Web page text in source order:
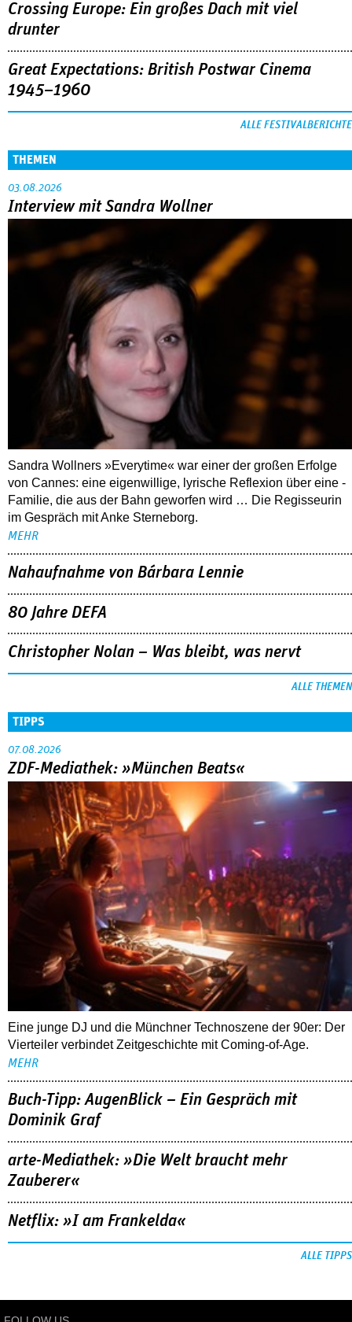
Crossing Europe: Ein großes Dach mit viel
drunter
Great Expectations: British Postwar Cinema
1945–1960
ALLE FESTIVALBERICHTE
THEMEN
03.08.2026
Interview mit Sandra Wollner
Sandra Wollners »Everytime« war einer der großen Erfolge
von Cannes: eine eigenwillige, lyrische Reflexion über eine ­
Familie, die aus der Bahn geworfen wird … Die Regisseurin
im Gespräch mit Anke Sterneborg.
MEHR
Nahaufnahme von Bárbara Lennie
80 Jahre DEFA
Christopher Nolan – Was bleibt, was nervt
ALLE THEMEN
TIPPS
07.08.2026
ZDF-Mediathek: »München Beats«
Eine junge DJ und die Münchner Technoszene der 90er: Der
Vierteiler verbindet Zeitgeschichte mit Coming-of-Age.
MEHR
Buch-Tipp: AugenBlick – Ein Gespräch mit
Dominik Graf
arte-Mediathek: »Die Welt braucht mehr
Zauberer«
Netflix: »I am Frankelda«
ALLE TIPPS